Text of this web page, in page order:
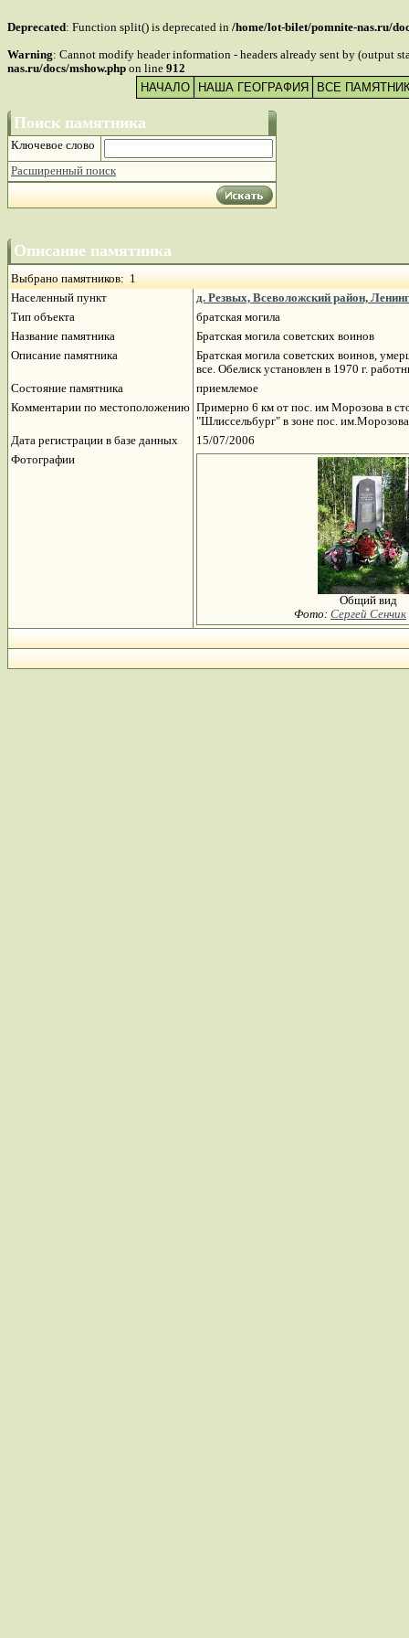
Deprecated: Function split() is deprecated in /home/lot-bilet/pomnite-nas.ru/
Warning: Cannot modify header information - headers already sent by (output
nas.ru/docs/mshow.php on line 912
НАЧАЛО НАША ГЕОГРАФИЯ ВСЕ
Поиск памятника
Ключевое слово
Расширенный поиск
Описание памятника
Выбрано памятников: 1
Населенный пункт
д. Резвых, Всеволожский район,
Тип объекта
братская могила
Название памятника
Братская могила советских воинов
Описание памятника
Братская могила советских воинов,
все. Обелиск установлен в 1970 г.
Состояние памятника
приемлемое
Комментарии по местоположению Примерно 6 км от пос. им Морозова в
"Шлиссельбург" в зоне пос.
Дата регистрации в базе данных
15/07/2006
Фотографии
Общий вид
Фото: Сергей Сенчик